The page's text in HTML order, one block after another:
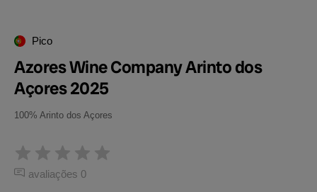
Pico
Azores Wine Company Arinto dos
Açores 2025
100% Arinto dos Açores
avaliações 0